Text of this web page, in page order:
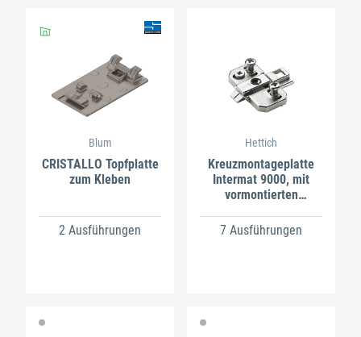
Blum
CRISTALLO Topfplatte
zum Kleben
2 Ausführungen
Hettich
Kreuzmontageplatte
Intermat 9000, mit
vormontierten
Zinkdruckguss
7 Ausführungen